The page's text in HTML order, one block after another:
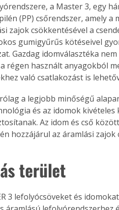
a Master 3, egy
(PP) csőrendszer, amely a
zajok csökkentésével a
gumigyűrűs kötéseivel
Gazdag idomválasztéka
régen használt anyagokból
való csatlakozást is
a legjobb minőségű
és az idomok
Az idom és cső
hozzájárul az áramlási zajok
terület
3 lefolyócsöveket és